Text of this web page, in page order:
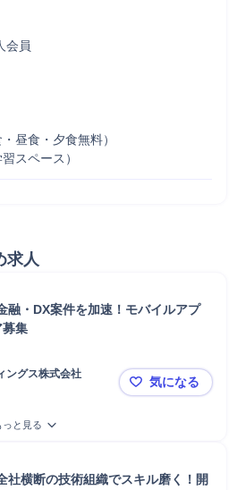
会員
昼食・夕食無料）
スペース）
求人
融・DX案件を加速！モバイルアプ
募集
ングス株式会社
【シンプレ
気になる
っと見る
社横断の技術組織でスキル磨く！開